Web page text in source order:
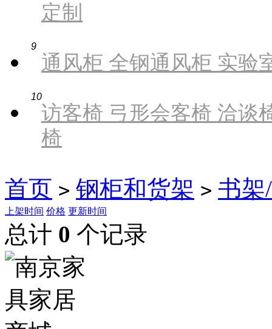
定制
9
通风柜 全钢通风柜 实验
10
访客椅 弓形会客椅 洽谈
椅
首页 > 钢柜和货架 > 书架
上架时间 价格 更新时间
总计 0 个记录